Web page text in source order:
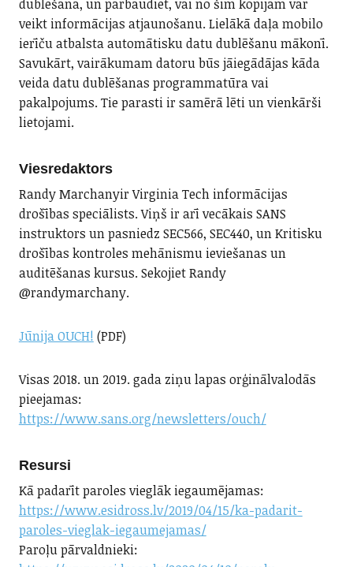
dublēšana, un pārbaudiet, vai no šīm kopijām var
veikt informācijas atjaunošanu. Lielākā daļa mobilo
ierīču atbalsta automātisku datu dublēšanu mākonī.
Savukārt, vairākumam datoru būs jāiegādājas kāda
veida datu dublēšanas programmatūra vai
pakalpojums. Tie parasti ir samērā lēti un vienkārši
lietojami.
Viesredaktors
Randy Marchanyir Virginia Tech informācijas
drošības speciālists. Viņš ir arī vecākais SANS
instruktors un pasniedz SEC566, SEC440, un Kritisku
drošības kontroles mehānismu ieviešanas un
auditēšanas kursus. Sekojiet Randy
@randymarchany.
Jūnija OUCH! (PDF)
Visas 2018. un 2019. gada ziņu lapas orģinālvalodās
pieejamas:
https://www.sans.org/newsletters/ouch/
Resursi
Kā padarīt paroles vieglāk iegaumējamas:
https://www.esidross.lv/2019/04/15/ka-padarit-
paroles-vieglak-iegaumejamas/
Paroļu pārvaldnieki: